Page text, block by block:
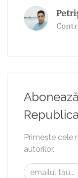
Primește cele
autorilor.